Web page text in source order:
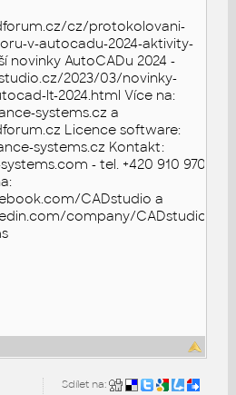
cz/protokolovani-
v-autocadu-2024-aktivity-
novinky AutoCADu 2024 -
2023/03/novinky-
lt-2024.html Více na:
systems.cz a
Licence software:
systems.cz Kontakt:
- tel. +420 910 970
CADstudio a
company/CADstudio
Sdílet na: